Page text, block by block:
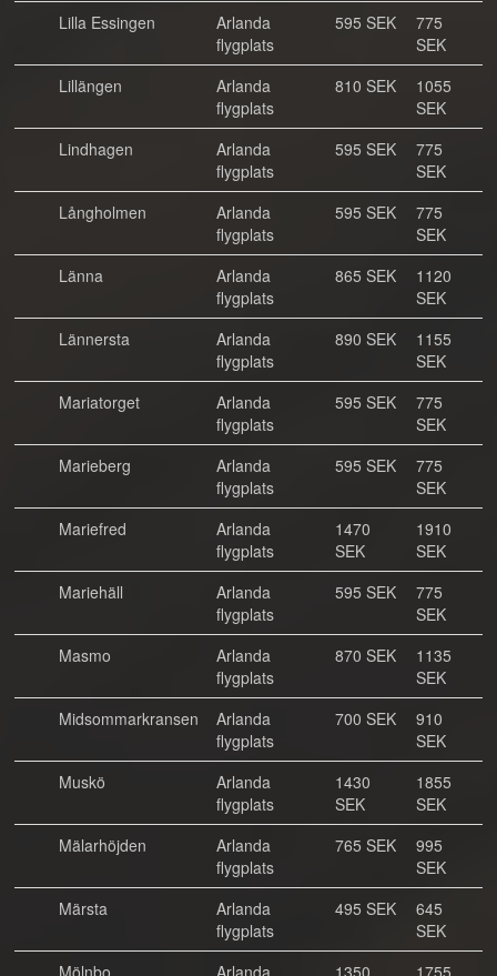
Lilla Essingen
Arlanda
flygplats
595 SEK
775
SEK
Lillängen
Arlanda
flygplats
810 SEK
1055
SEK
Lindhagen
Arlanda
flygplats
595 SEK
775
SEK
Långholmen
Arlanda
flygplats
595 SEK
775
SEK
Länna
Arlanda
flygplats
865 SEK
1120
SEK
Lännersta
Arlanda
flygplats
890 SEK
1155
SEK
Mariatorget
Arlanda
flygplats
595 SEK
775
SEK
Marieberg
Arlanda
flygplats
595 SEK
775
SEK
Mariefred
Arlanda
flygplats
1470
SEK
1910
SEK
Mariehäll
Arlanda
flygplats
595 SEK
775
SEK
Masmo
Arlanda
flygplats
870 SEK
1135
SEK
Midsommarkransen
Arlanda
flygplats
700 SEK
910
SEK
Muskö
Arlanda
flygplats
1430
SEK
1855
SEK
Mälarhöjden
Arlanda
flygplats
765 SEK
995
SEK
Märsta
Arlanda
flygplats
495 SEK
645
SEK
Mölnbo
Arlanda 1350 1755